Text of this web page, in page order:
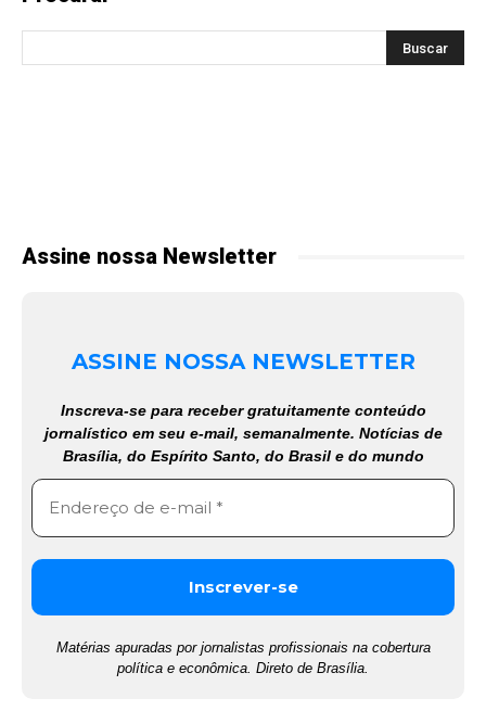
Assine nossa Newsletter
ASSINE NOSSA NEWSLETTER
Inscreva-se para receber gratuitamente conteúdo
jornalístico em seu e-mail, semanalmente. Notícias de
Brasília, do Espírito Santo, do Brasil e do mundo
Matérias apuradas por jornalistas profissionais na cobertura
política e econômica. Direto de Brasília.